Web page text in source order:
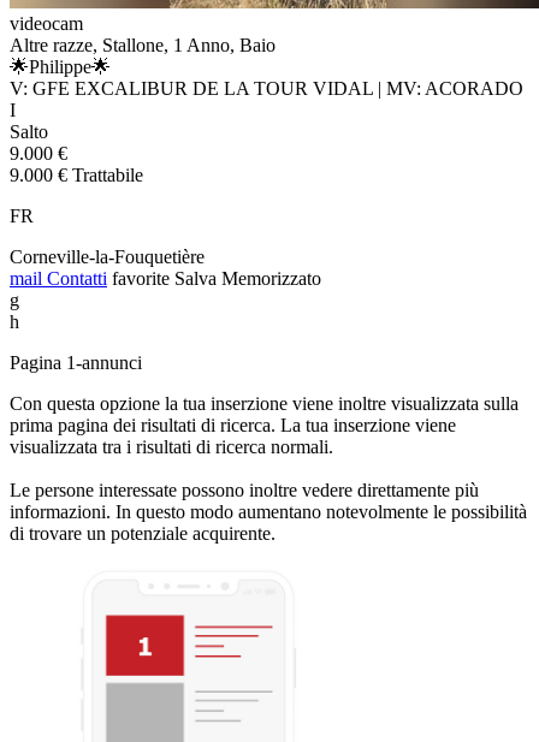
videocam
Altre razze, Stallone, 1 Anno, Baio
🌟Philippe🌟
V: GFE EXCALIBUR DE LA TOUR VIDAL | MV: ACORADO
I
Salto
9.000 €
9.000 € Trattabile
FR
Corneville-la-Fouquetière
mail Contatti favorite Salva Memorizzato
g
h
Pagina 1-annunci
Con questa opzione la tua inserzione viene inoltre visualizzata sulla
prima pagina dei risultati di ricerca. La tua inserzione viene
visualizzata tra i risultati di ricerca normali.
Le persone interessate possono inoltre vedere direttamente più
informazioni. In questo modo aumentano notevolmente le possibilità
di trovare un potenziale acquirente.